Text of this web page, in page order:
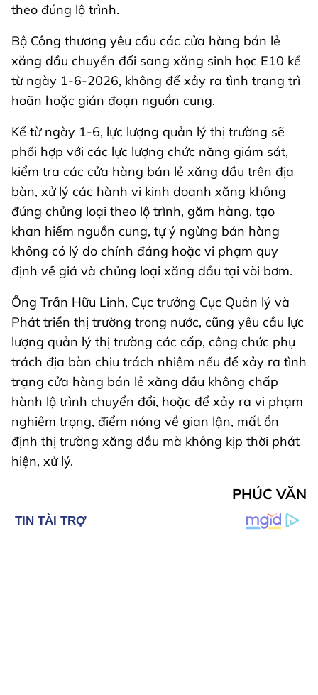
theo đúng lộ trình.
Bộ Công thương yêu cầu các cửa hàng bán lẻ
xăng dầu chuyển đổi sang xăng sinh học E10 kể
từ ngày 1-6-2026, không để xảy ra tình trạng trì
hoãn hoặc gián đoạn nguồn cung.
Kể từ ngày 1-6, lực lượng quản lý thị trường sẽ
phối hợp với các lực lượng chức năng giám sát,
kiểm tra các cửa hàng bán lẻ xăng dầu trên địa
bàn, xử lý các hành vi kinh doanh xăng không
đúng chủng loại theo lộ trình, găm hàng, tạo
khan hiếm nguồn cung, tự ý ngừng bán hàng
không có lý do chính đáng hoặc vi phạm quy
định về giá và chủng loại xăng dầu tại vòi bơm.
Ông Trần Hữu Linh, Cục trưởng Cục Quản lý và
Phát triển thị trường trong nước, cũng yêu cầu lực
lượng quản lý thị trường các cấp, công chức phụ
trách địa bàn chịu trách nhiệm nếu để xảy ra tình
trạng cửa hàng bán lẻ xăng dầu không chấp
hành lộ trình chuyển đổi, hoặc để xảy ra vi phạm
nghiêm trọng, điểm nóng về gian lận, mất ổn
định thị trường xăng dầu mà không kịp thời phát
hiện, xử lý.
PHÚC VĂN